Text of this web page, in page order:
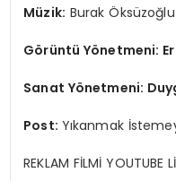
Müzik: Burak Öksüzoğlu
Görüntü Yönetmeni:
Sanat Yönetmeni:
Post: Yıkanmak
REKLAM FİLMİ YOUTUBE